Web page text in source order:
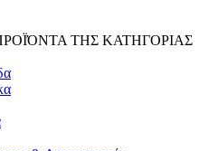
ΤΗΣ ΚΑΤΗΓΟΡΙΑΣ